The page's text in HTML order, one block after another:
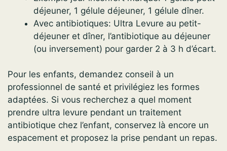
déjeuner, 1 gélule déjeuner, 1 gélule dîner.
Avec antibiotiques: Ultra Levure au petit-
déjeuner et dîner, l’antibiotique au déjeuner
(ou inversement) pour garder 2 à 3 h d’écart.
Pour les enfants, demandez conseil à un
professionnel de santé et privilégiez les formes
adaptées. Si vous recherchez a quel moment
prendre ultra levure pendant un traitement
antibiotique chez l’enfant, conservez là encore un
espacement et proposez la prise pendant un repas.